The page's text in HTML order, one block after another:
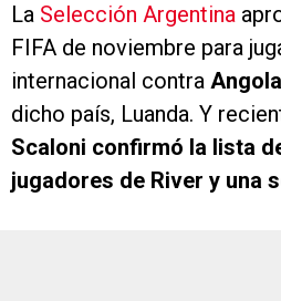
La Selección Argentina
FIFA de noviembre para
internacional contra Angola
dicho país, Luanda. Y
Scaloni confirmó la lista
jugadores de River y una